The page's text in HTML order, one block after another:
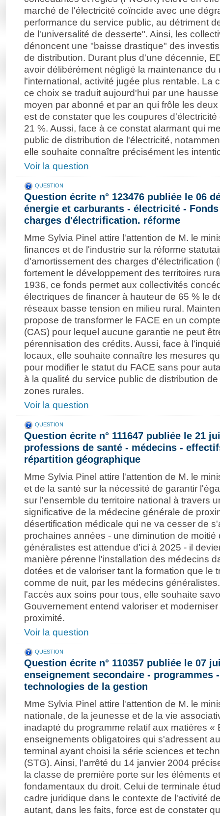
marché de l'électricité coïncide avec une
performance du service public, au détriment
de l'universalité de desserte". Ainsi, les
dénoncent une "baisse drastique" des
de distribution. Durant plus d'une décennie,
avoir délibérément négligé la maintenance du
l'international, activité jugée plus rentable. La
ce choix se traduit aujourd'hui par une
moyen par abonné et par an qui frôle les
est de constater que les coupures
21 %. Aussi, face à ce constat alarmant qui
public de distribution de l'électricité,
elle souhaite connaître précisément les
Voir la question
QUESTION
Question écrite n° 123476 publiée le 06
énergie et carburants - électricité -
charges d'électrification. réforme
Mme Sylvia Pinel attire l'attention de M. le
finances et de l'industrie sur la réforme
d'amortissement des charges d'électrification
fortement le développement des territoires
1936, ce fonds permet aux collectivités
électriques de financer à hauteur de 65 % le
réseaux basse tension en milieu rural.
propose de transformer le FACE en un
(CAS) pour lequel aucune garantie ne peut
pérennisation des crédits. Aussi, face à
locaux, elle souhaite connaître les mesures
pour modifier le statut du FACE sans pour
à la qualité du service public de distribution
zones rurales.
Voir la question
QUESTION
Question écrite n° 111647 publiée le 21
professions de santé - médecins -
répartition géographique
Mme Sylvia Pinel attire l'attention de M. le
et de la santé sur la nécessité de garantir
sur l'ensemble du territoire national à travers
significative de la médecine générale de
désertification médicale qui ne va cesser de
prochaines années - une diminution de
généralistes est attendue d'ici à 2025 - il
manière pérenne l'installation des médecins
dotées et de valoriser tant la formation que le
comme de nuit, par les médecins
l'accès aux soins pour tous, elle souhaite
Gouvernement entend valoriser et
proximité.
Voir la question
QUESTION
Question écrite n° 110357 publiée le 07
enseignement secondaire - programmes
technologies de la gestion
Mme Sylvia Pinel attire l'attention de M. le
nationale, de la jeunesse et de la vie
inadapté du programme relatif aux matières «
enseignements obligatoires qui s'adressent
terminal ayant choisi la série sciences et
(STG). Ainsi, l'arrêté du 14 janvier 2004
la classe de première porte sur les éléments
fondamentaux du droit. Celui de terminale
cadre juridique dans le contexte de l'activité
autant, dans les faits, force est de constater